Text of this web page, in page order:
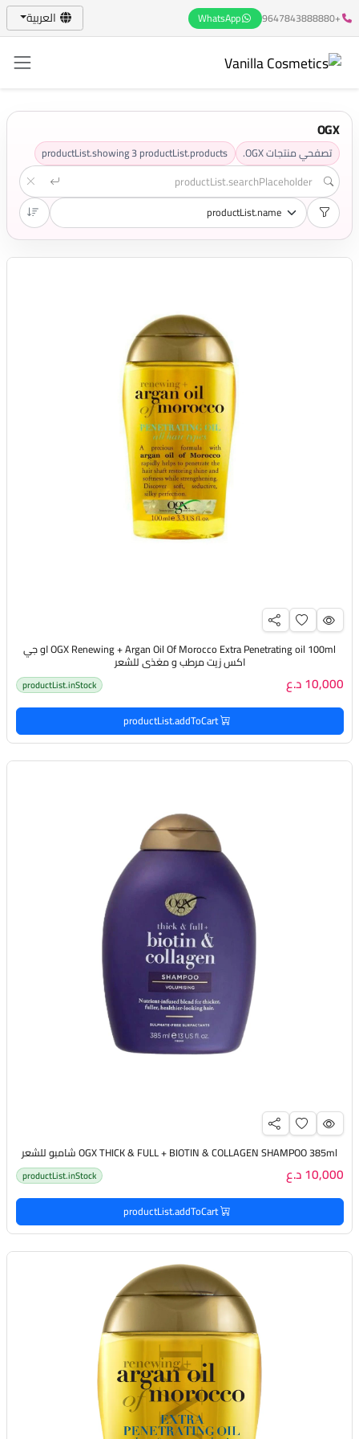
+9647843888880
WhatsApp العربية
OGX
تصفحي منتجات OGX. productList.showing3productList.products
OGX Renewing + Argan Oil Of Morocco Extra Penetrating oil 100ml او جي
اكس زيت مرطب و مغذي للشعر
10,000 د.ع productList.inStock
productList.addToCart
OGX THICK & FULL + BIOTIN & COLLAGEN SHAMPOO 385ml شامبو للشعر
10,000 د.ع productList.inStock
productList.addToCart